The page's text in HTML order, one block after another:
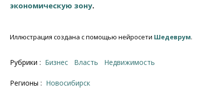
экономическую зону.
Иллюстрация создана с помощью нейросети Шедеврум.
Рубрики : Бизнес Власть Недвижимость
Регионы : Новосибирск